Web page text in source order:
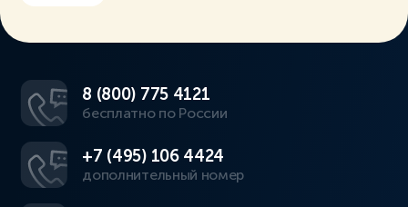
8 (800) 775 4121
бесплатно по России
+7 (495) 106 4424
дополнительный номер